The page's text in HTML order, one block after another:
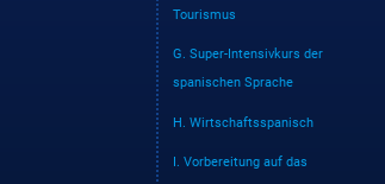
Tourismus
G. Super-Intensivkurs der
spanischen Sprache
H. Wirtschaftsspanisch
I. Vorbereitung auf das